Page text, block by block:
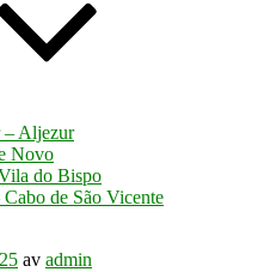
– Aljezur
Novo
do Bispo
de São Vicente
av admin